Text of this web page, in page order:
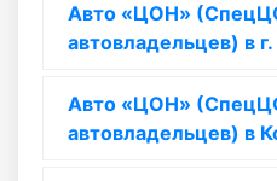
Авто «ЦОН»
автовладельцев) в
Авто «ЦОН»
автовладельцев) в